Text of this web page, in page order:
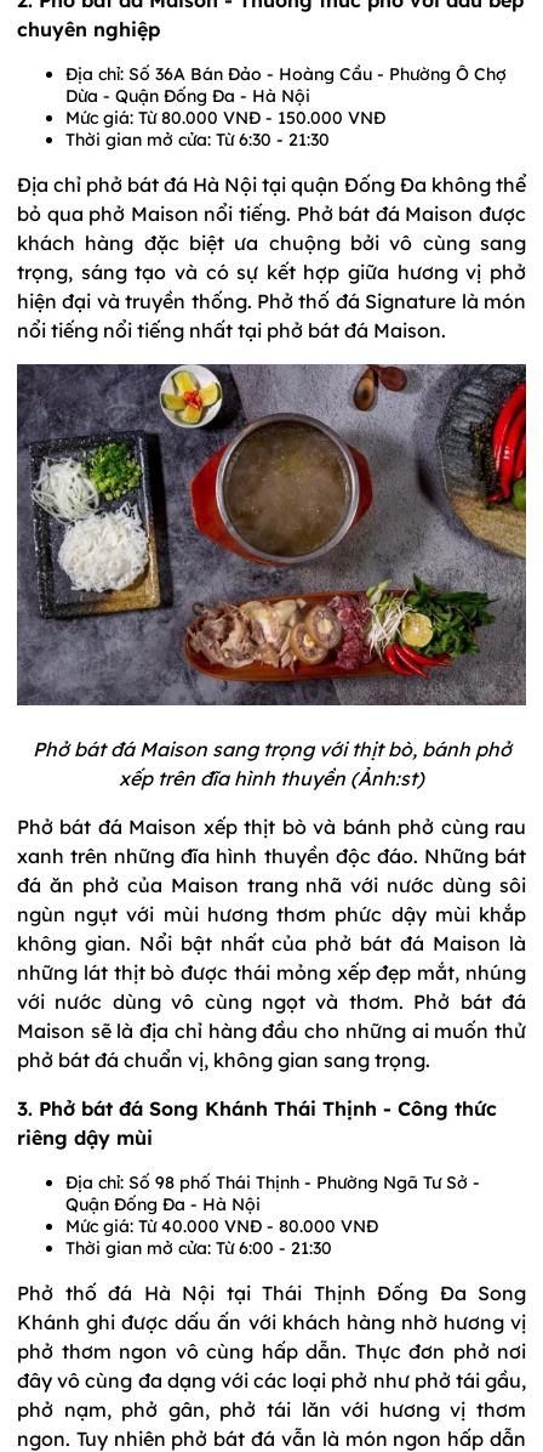
chuyên nghiệp
Địa chỉ: Số 36A Bán Đảo - Hoàng Cầu - Phường Ô Chợ
Dừa - Quận Đống Đa - Hà Nội
Mức giá: Từ 80.000 VNĐ - 150.000 VNĐ
Thời gian mở cửa: Từ 6:30 - 21:30
Địa chỉ phở bát đá Hà Nội tại quận Đống Đa không thể
bỏ qua phở Maison nổi tiếng. Phở bát đá Maison được
khách hàng đặc biệt ưa chuộng bởi vô cùng sang
trọng, sáng tạo và có sự kết hợp giữa hương vị phở
hiện đại và truyền thống. Phở thố đá Signature là món
nổi tiếng nổi tiếng nhất tại phở bát đá Maison.
Phở bát đá Maison sang trọng với thịt bò, bánh phở
xếp trên đĩa hình thuyền (Ảnh:st)
Phở bát đá Maison xếp thịt bò và bánh phở cùng rau
xanh trên những đĩa hình thuyền độc đáo. Những bát
đá ăn phở của Maison trang nhã với nước dùng sôi
ngùn ngụt với mùi hương thơm phức dậy mùi khắp
không gian. Nổi bật nhất của phở bát đá Maison là
những lát thịt bò được thái mỏng xếp đẹp mắt, nhúng
với nước dùng vô cùng ngọt và thơm. Phở bát đá
Maison sẽ là địa chỉ hàng đầu cho những ai muốn thử
phở bát đá chuẩn vị, không gian sang trọng.
3. Phở bát đá Song Khánh Thái Thịnh - Công thức
riêng dậy mùi
Địa chỉ: Số 98 phố Thái Thịnh - Phường Ngã Tư Sở -
Quận Đống Đa - Hà Nội
Mức giá: Từ 40.000 VNĐ - 80.000 VNĐ
Thời gian mở cửa: Từ 6:00 - 21:30
Phở thố đá Hà Nội tại Thái Thịnh Đống Đa Song
Khánh ghi được dấu ấn với khách hàng nhờ hương vị
phở thơm ngon vô cùng hấp dẫn. Thực đơn phở nơi
đây vô cùng đa dạng với các loại phở như phở tái gầu,
phở nạm, phở gân, phở tái lăn với hương vị thơm
ngon. Tuy nhiên phở bát đá vẫn là món ngon hấp dẫn